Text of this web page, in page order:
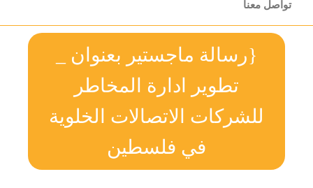
تواصل معنا
{رسالة ماجستير بعنوان _
تطوير ادارة المخاطر
للشركات الاتصالات الخلوية
في فلسطين